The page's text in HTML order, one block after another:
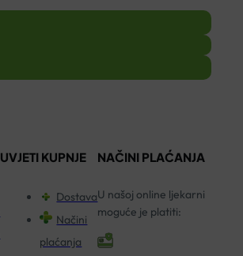
UVJETI KUPNJE
Dostava
Načini
plaćanja
NAČINI PLAĆANJA
U našoj online ljekarni
moguće je platiti: